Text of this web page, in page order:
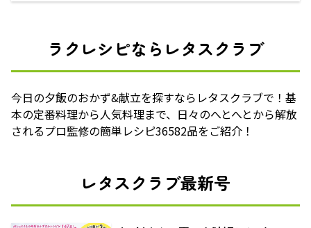
ラクレシピならレタスクラブ
今日の夕飯のおかず&献立を探すならレタスクラブで！基
本の定番料理から人気料理まで、日々のへとへとから解放
されるプロ監修の簡単レシピ36582品をご紹介！
レタスクラブ最新号